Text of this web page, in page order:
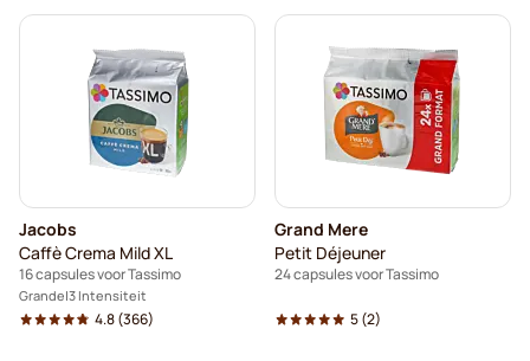
Jacobs
Caffè Crema Mild XL
16 capsules voor Tassimo
Grande 3 Intensiteit
4.8(366)
Grand Mere
Petit Déjeuner
24 capsules voor Tassimo
5(2)